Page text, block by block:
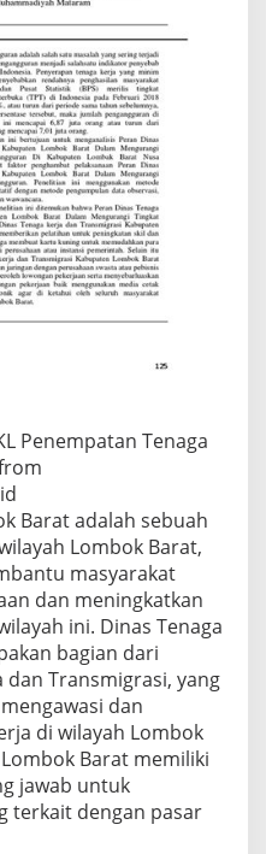
Penempatan Tenaga
Barat adalah sebuah
Lombok Barat,
masyarakat
dan meningkatkan
ini. Dinas Tenaga
bagian dari
dan Transmigrasi, yang
dan
di wilayah Lombok
Barat memiliki
jawab untuk
terkait dengan pasar